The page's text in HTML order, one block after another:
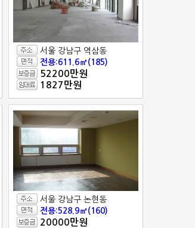
서울 강남구 역삼동
전용:611.6㎡(185)
52200만원
1827만원
서울 강남구 논현동
전용:528.9㎡(160)
20000만원